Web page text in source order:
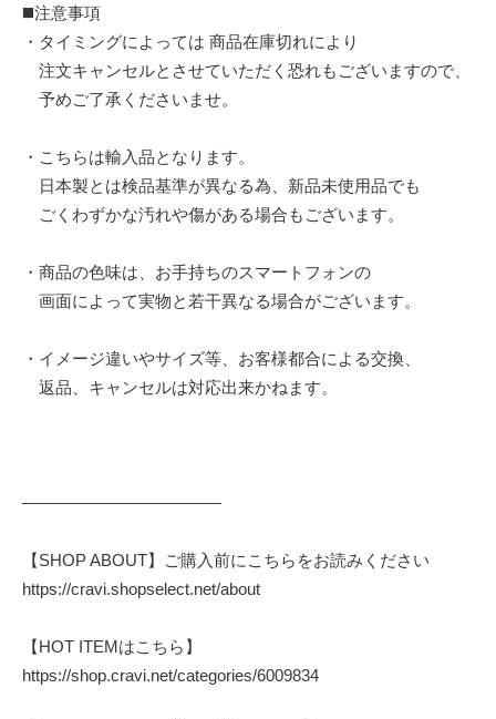
◼️注意事項
・タイミングによっては 商品在庫切れにより
注文キャンセルとさせていただく恐れもございますので、
予めご了承くださいませ。
・こちらは輸入品となります。
日本製とは検品基準が異なる為、新品未使用品でも
ごくわずかな汚れや傷がある場合もございます。
・商品の色味は、お手持ちのスマートフォンの
画面によって実物と若干異なる場合がございます。
・イメージ違いやサイズ等、お客様都合による交換、
返品、キャンセルは対応出来かねます。
————————————
【SHOP ABOUT】ご購入前にこちらをお読みください
https://cravi.shopselect.net/about
【HOT ITEMはこちら】
https://shop.cravi.net/categories/6009834